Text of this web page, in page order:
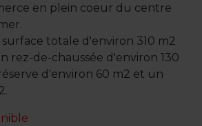
en plein coeur du centre
totale d'environ 310 m2
rez-de-chaussée d'environ 130
d'environ 60 m2 et un